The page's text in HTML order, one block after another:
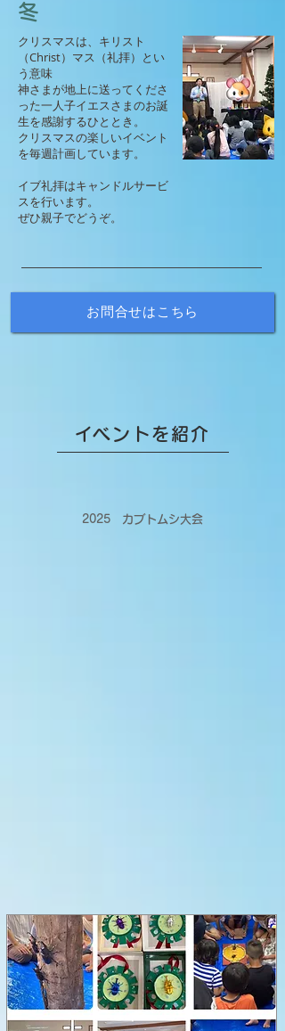
冬
クリスマスは、キリスト
（Christ）マス（礼拝）とい
う意味
神さまが地上に送ってくださ
った一人子イエスさまのお誕
生を感謝するひととき。
​クリスマスの楽しいイベント
を毎週計画しています。
イブ礼拝はキャンドルサービ
スを行います。
ぜひ親子でどうぞ。
お問合せはこちら
​イベントを紹介
2025 カブトムシ大会